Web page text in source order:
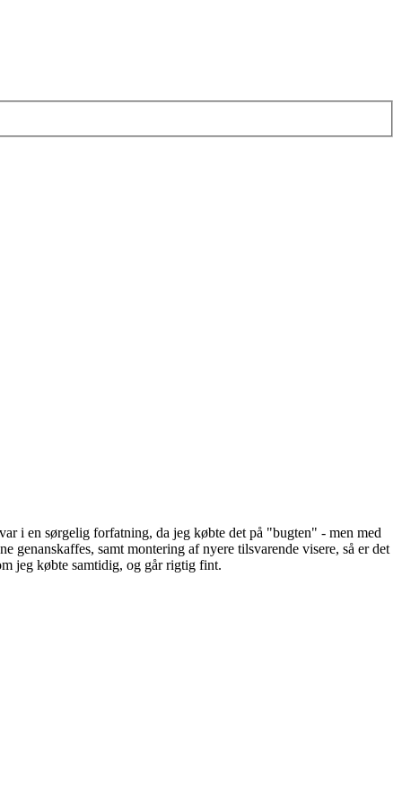
i en sørgelig forfatning, da jeg købte det på "bugten" - men med
samt montering af nyere tilsvarende visere, så er det
jeg købte samtidig, og går rigtig fint.